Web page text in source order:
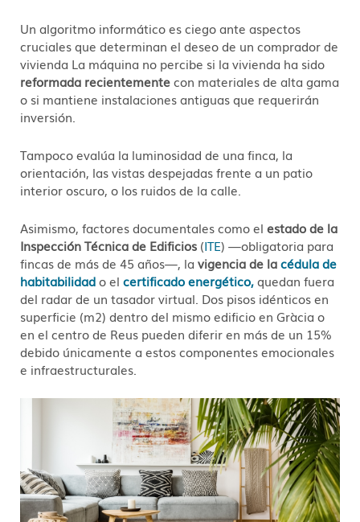
Un algoritmo informático es ciego ante aspectos
cruciales que determinan el deseo de un comprador de
vivienda La máquina no percibe si la vivienda ha sido
reformada recientementecon materiales de alta gama
o si mantiene instalaciones antiguas que requerirán
inversión.
Tampoco evalúa la luminosidad de una finca, la
orientación, las vistas despejadas frente a un patio
interior oscuro, o los ruidos de la calle.
Asimismo, factores documentales como el estado de la
Inspección Técnica de Edificios (ITE) —obligatoria para
fincas de más de 45 años—, la vigencia de lacédula de
habitabilidado el certificado energético,quedan fuera
del radar de un tasador virtual. Dos pisos idénticos en
superficie (m2) dentro del mismo edificio en Gràcia o
en el centro de Reus pueden diferir en más de un 15%
debido únicamente a estos componentes emocionales
e infraestructurales.